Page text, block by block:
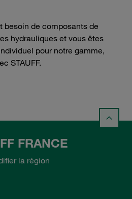
besoin de composants de
hydrauliques et vous êtes
pour notre gamme,
STAUFF.
FRANCE
la région